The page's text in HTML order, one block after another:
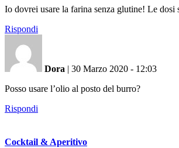
Io dovrei usare la farina senza glutine! Le dosi
Rispondi
Dora | 30 Marzo 2020 - 12:03
Posso usare l’olio al posto del burro?
Rispondi
Cocktail & Aperitivo